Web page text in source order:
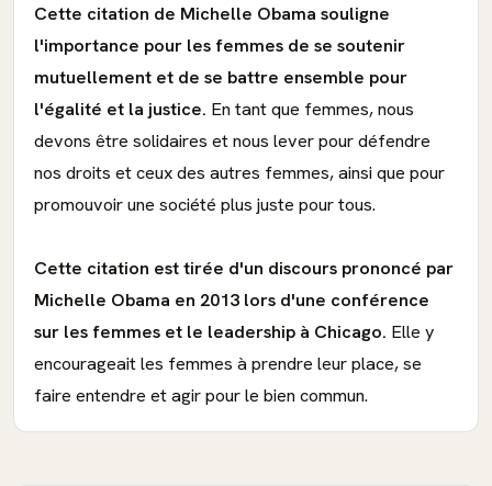
Cette citation de Michelle Obama souligne
l'importance pour les femmes de se soutenir
mutuellement et de se battre ensemble pour
l'égalité et la justice. En tant que femmes, nous
devons être solidaires et nous lever pour défendre
nos droits et ceux des autres femmes, ainsi que pour
promouvoir une société plus juste pour tous.
Cette citation est tirée d'un discours prononcé par
Michelle Obama en 2013 lors d'une conférence
sur les femmes et le leadership à Chicago. Elle y
encourageait les femmes à prendre leur place, se
faire entendre et agir pour le bien commun.